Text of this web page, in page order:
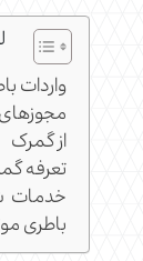
واردات
از گمرک
تعرفه
خدمات
باطری